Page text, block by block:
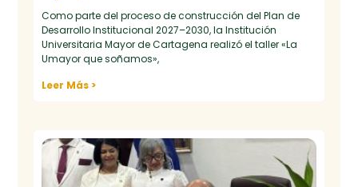
Como parte del proceso de construcción del Plan de
Desarrollo Institucional 2027–2030, la Institución
Universitaria Mayor de Cartagena realizó el taller «La
Umayor que soñamos»,
Leer Más >